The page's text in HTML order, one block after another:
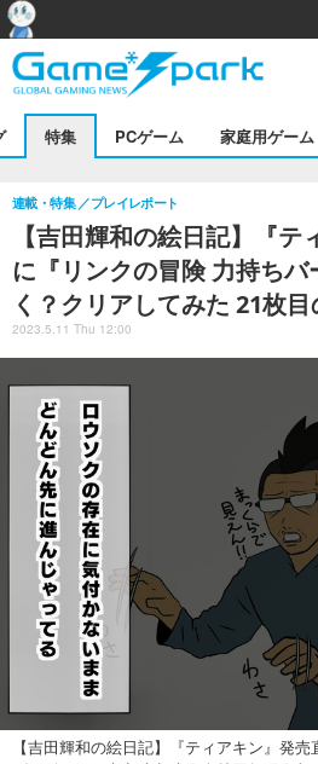
特集 PCゲーム 家庭用ゲーム
【吉田輝和の絵日記】『
に『リンクの冒険 力持ち
く？クリアしてみた 21枚
連載・特集 プレイレポート
2023.5.11 Thu 12:00
【吉田輝和の絵日記】『ティアキン』発